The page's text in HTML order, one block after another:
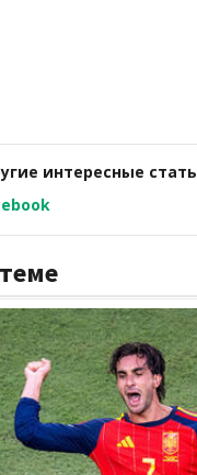
интересные